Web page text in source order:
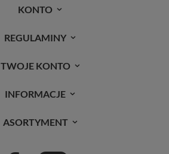
KONTO
REGULAMINY
TWOJE KONTO
INFORMACJE
ASORTYMENT